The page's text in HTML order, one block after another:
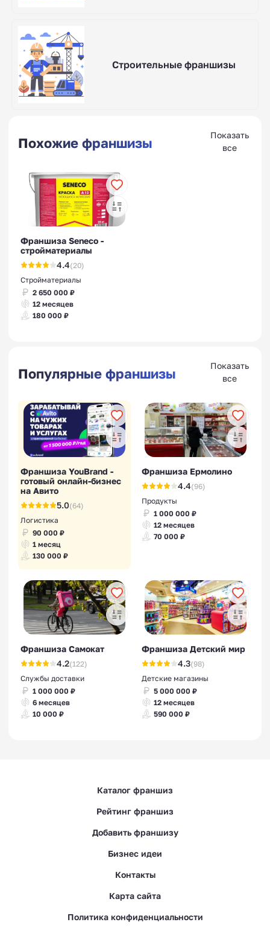
Строительные франшизы
Похожие франшизы
Показать
все
Франшиза Seneco -
стройматериалы
4.4(20)
Стройматериалы
2 650 000 ₽
12 месяцев
180 000 ₽
Популярные франшизы
Показать
все
Франшиза YouBrand -
готовый онлайн-бизнес
на Авито
5.0(64)
Логистика
90 000 ₽
1 месяц
130 000 ₽
Франшиза Ермолино
4.4(96)
Продукты
1 000 000 ₽
12 месяцев
70 000 ₽
Франшиза Самокат
4.2(122)
Службы доставки
1 000 000 ₽
6 месяцев
10 000 ₽
Франшиза Детский мир
4.3(98)
Детские магазины
5 000 000 ₽
12 месяцев
590 000 ₽
Каталог франшиз
Рейтинг франшиз
Добавить франшизу
Бизнес идеи
Контакты
Карта сайта
Политика конфиденциальности